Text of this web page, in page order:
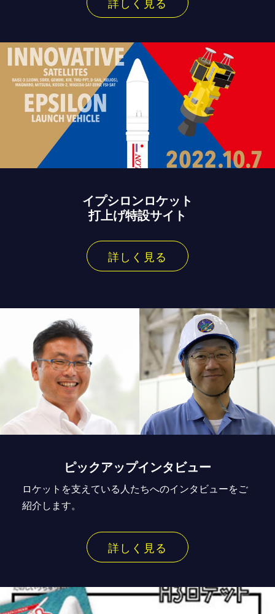
イプシロンロケット
打上げ特設サイト
詳しく見る
ピックアップインタビュー
ロケットを支えている人たちへのインタビューをご
紹介します。
詳しく見る